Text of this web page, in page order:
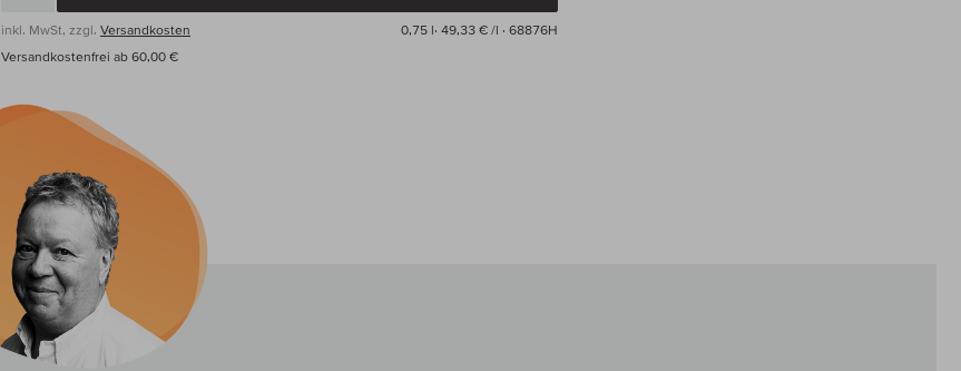
inkl. MwSt, zzgl. Versandkosten 0,75 l· 49,33 € /l · 68876H
Versandkostenfrei ab 60,00 €